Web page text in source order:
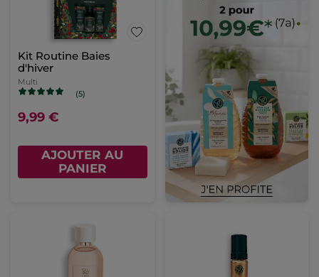
Kit Routine Baies
d'hiver
Multi
(5)
9,99 €
AJOUTER AU
PANIER